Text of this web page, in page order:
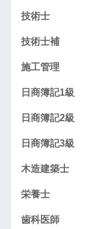
技術士
技術士補
施工管理
日商簿記1級
日商簿記2級
日商簿記3級
木造建築士
栄養士
歯科医師